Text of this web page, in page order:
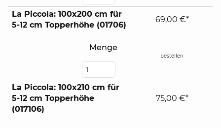
La Piccola: 100x200 cm für
5-12 cm Topperhöhe (01706)
Menge
69,00 €*
bestellen
La Piccola: 100x210 cm für
5-12 cm Topperhöhe
(017106)
75,00 €*